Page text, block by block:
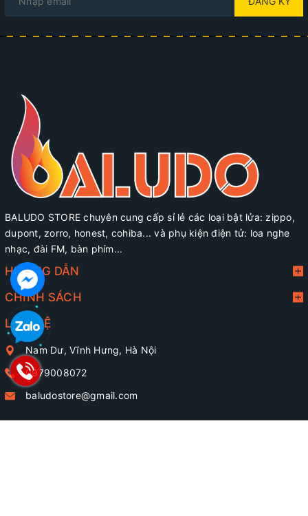
BALUDO STORE chuyên cung cấp sỉ lẻ các loại bật lửa: zippo,
dupont, zorro, honest, cohiba... và phụ kiện điện tử: loa nghe
nhạc, đài FM, bàn phím...
HƯỚNG DẪN
CHÍNH SÁCH
LIÊN HỆ
Nam Dư, Vĩnh Hưng, Hà Nội
0979008072
baludostore@gmail.com